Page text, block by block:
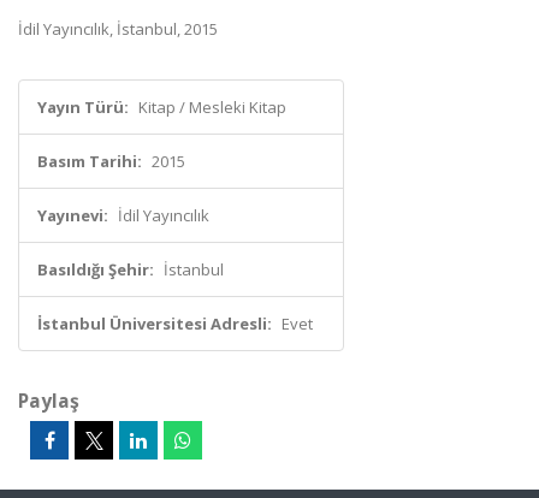
İdil Yayıncılık, İstanbul, 2015
Yayın Türü: Kitap / Mesleki Kitap
Basım Tarihi: 2015
Yayınevi: İdil Yayıncılık
Basıldığı Şehir: İstanbul
İstanbul Üniversitesi Adresli: Evet
Paylaş